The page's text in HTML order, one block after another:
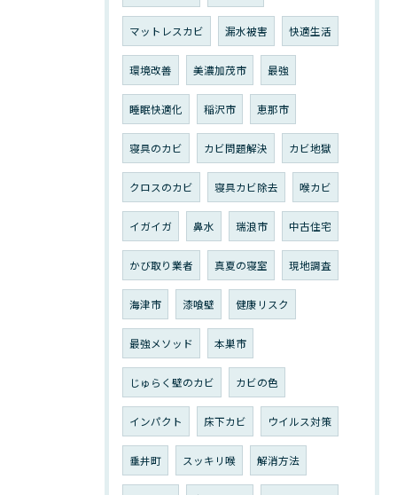
マットレスカビ 漏水被害 快適生活
環境改善 美濃加茂市 最強
睡眠快適化 稲沢市 恵那市
寝具のカビ カビ問題解決 カビ地獄
クロスのカビ 寝具カビ除去 喉カビ
イガイガ 鼻水 瑞浪市 中古住宅
かび取り業者 真夏の寝室 現地調査
海津市 漆喰壁 健康リスク
最強メソッド 本巣市
じゅらく壁のカビ カビの色
インパクト 床下カビ ウイルス対策
垂井町 スッキリ喉 解消方法